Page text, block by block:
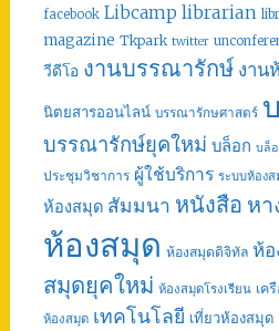
facebook Libcamp librarian
magazine Tkpark twitter
วีดีโอ งานบรรณารักษ์ งาน
นิตยสารออนไลน์ บรรณารักษศาสตร์
บรรณารักษ์ยุคใหม่ บล็อก บล็
ประชุมวิชาการ ผู้ใช้บริการ ระบบห้องส
ห้องสมุด สัมมนา หนังสือ หา
ห้องสมุด ห้องสมุดดิจิทัล ห้
สมุดยุคใหม่ ห้องสมุดโรงเรียน เค
ห้องสมุด เทคโนโลยี เที่ยวห้องสมุด